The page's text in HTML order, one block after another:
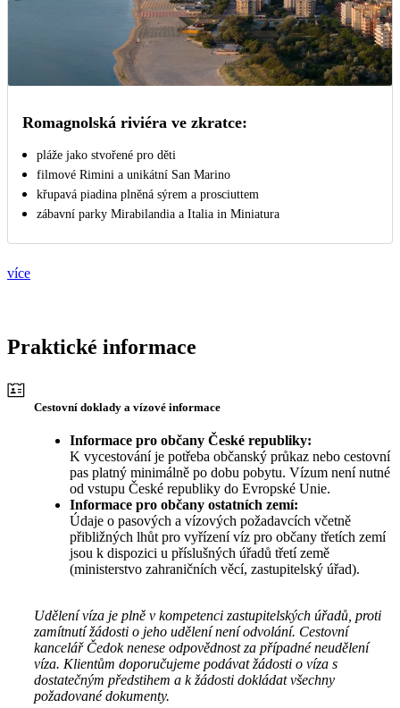
Romagnolská riviéra ve zkratce:
pláže jako stvořené pro děti
filmové Rimini a unikátní San Marino
křupavá piadina plněná sýrem a prosciuttem
zábavní parky Mirabilandia a Italia in Miniatura
více
Praktické informace
Cestovní doklady a vízové informace
Informace pro občany České republiky:
K vycestování je potřeba občanský průkaz nebo cestovní
pas platný minimálně po dobu pobytu. Vízum není nutné
od vstupu České republiky do Evropské Unie.
Informace pro občany ostatních zemí:
Údaje o pasových a vízových požadavcích včetně
přibližných lhůt pro vyřízení víz pro občany třetích zemí
jsou k dispozici u příslušných úřadů třetí země
(ministerstvo zahraničních věcí, zastupitelský úřad).
Udělení víza je plně v kompetenci zastupitelských úřadů, proti
zamítnutí žádosti o jeho udělení není odvolání. Cestovní
kancelář Čedok nenese odpovědnost za případné neudělení
víza. Klientům doporučujeme podávat žádosti o víza s
dostatečným předstihem a k žádosti dokládat všechny
požadované dokumenty.